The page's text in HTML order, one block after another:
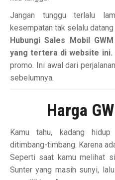
Jangan tunggu terlalu
kesempatan tak selalu datang
Hubungi Sales Mobil
yang tertera di website ini.
promo. Ini awal dari
sebelumnya.
Harga
Kamu tahu, kadang
ditimbang-timbang. Karena
Seperti saat kamu melihat
Sunter yang masih sunyi,